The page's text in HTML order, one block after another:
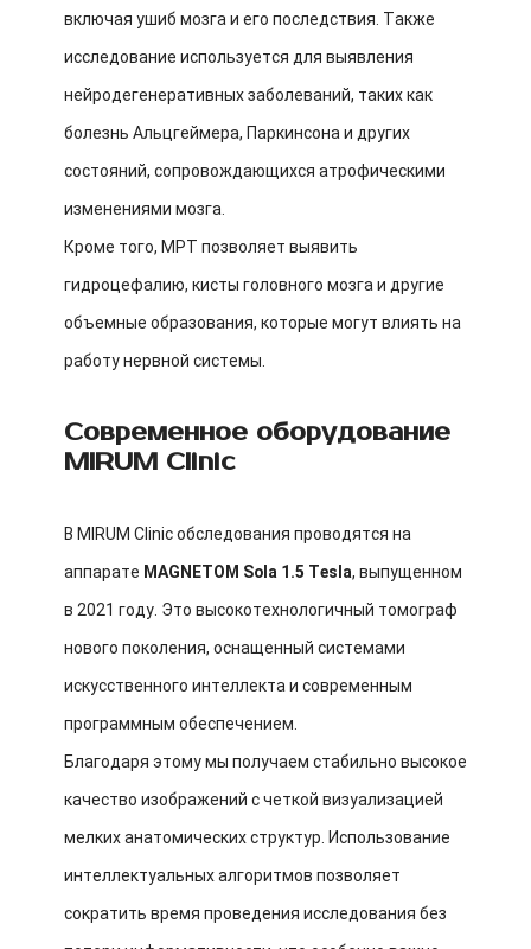
включая ушиб мозга и его последствия. Также
исследование используется для выявления
нейродегенеративных заболеваний, таких как
болезнь Альцгеймера, Паркинсона и других
состояний, сопровождающихся атрофическими
изменениями мозга.
Кроме того, МРТ позволяет выявить
гидроцефалию, кисты головного мозга и другие
объемные образования, которые могут влиять на
работу нервной системы.
Современное оборудование
MIRUM Clinic
В MIRUM Clinic обследования проводятся на
аппарате MAGNETOM Sola 1.5 Tesla, выпущенном
в 2021 году. Это высокотехнологичный томограф
нового поколения, оснащенный системами
искусственного интеллекта и современным
программным обеспечением.
Благодаря этому мы получаем стабильно высокое
качество изображений с четкой визуализацией
мелких анатомических структур. Использование
интеллектуальных алгоритмов позволяет
сократить время проведения исследования без